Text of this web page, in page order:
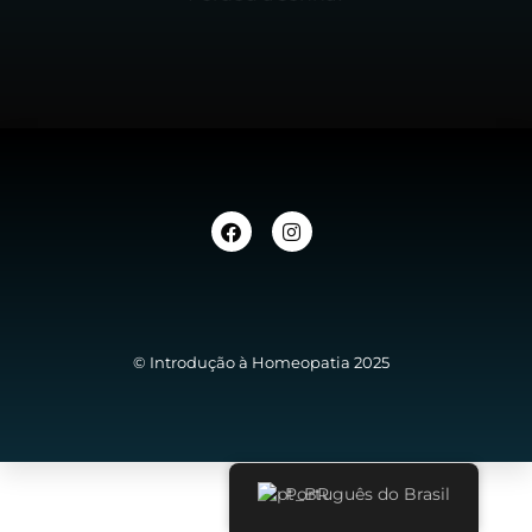
© Introdução à Homeopatia 2025
Português do Brasil